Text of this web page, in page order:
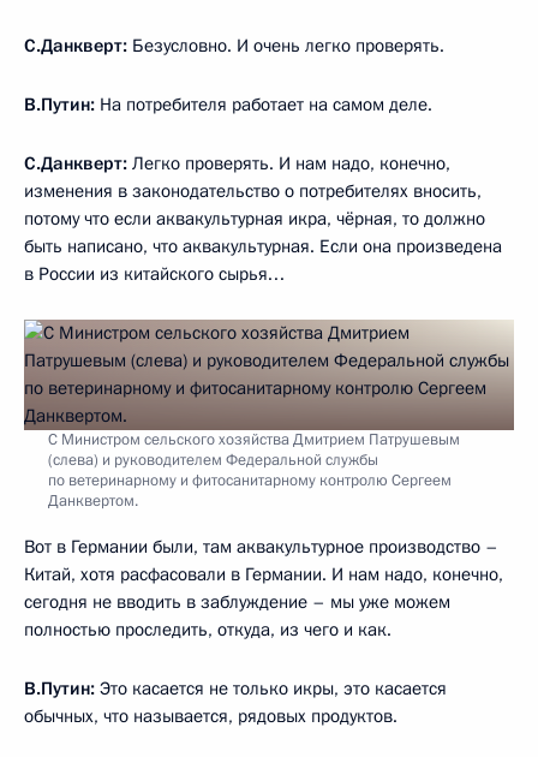
С.Данкверт: Безусловно. И очень легко проверять.
В.Путин: На потребителя работает на самом деле.
С.Данкверт: Легко проверять. И нам надо, конечно,
изменения в законодательство о потребителях вносить,
потому что если аквакультурная икра, чёрная, то должно
быть написано, что аквакультурная. Если она произведена
в России из китайского сырья…
С Министром сельского хозяйства Дмитрием Патрушевым
(слева) и руководителем Федеральной службы
по ветеринарному и фитосанитарному контролю Сергеем
Данквертом.
Вот в Германии были, там аквакультурное производство –
Китай, хотя расфасовали в Германии. И нам надо, конечно,
сегодня не вводить в заблуждение – мы уже можем
полностью проследить, откуда, из чего и как.
В.Путин: Это касается не только икры, это касается
обычных, что называется, рядовых продуктов.